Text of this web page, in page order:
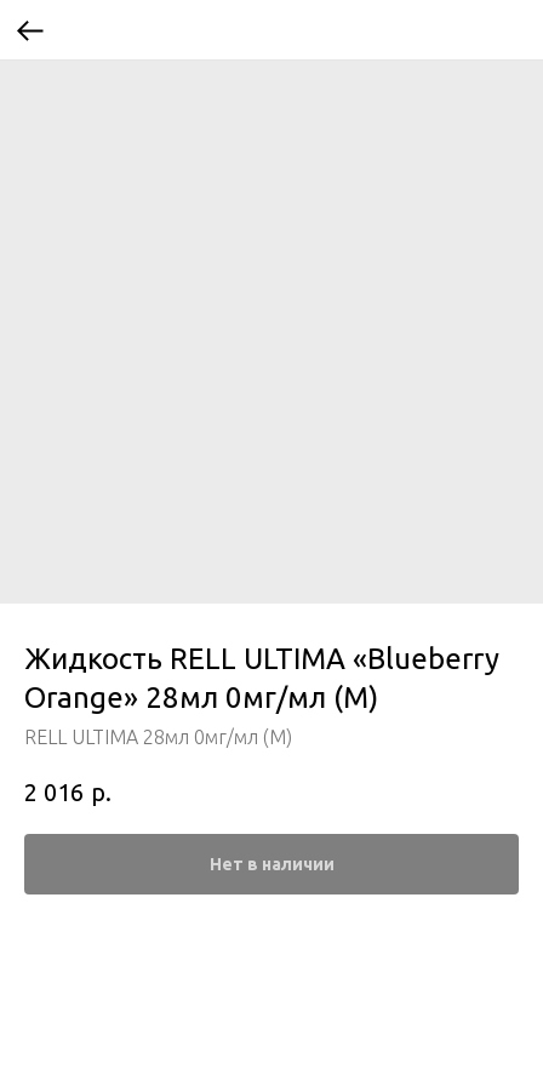
Жидкость RELL ULTIMA «Blueberry
Orange» 28мл 0мг/мл (М)
RELL ULTIMA 28мл 0мг/мл (М)
2 016 р.
Нет в наличии